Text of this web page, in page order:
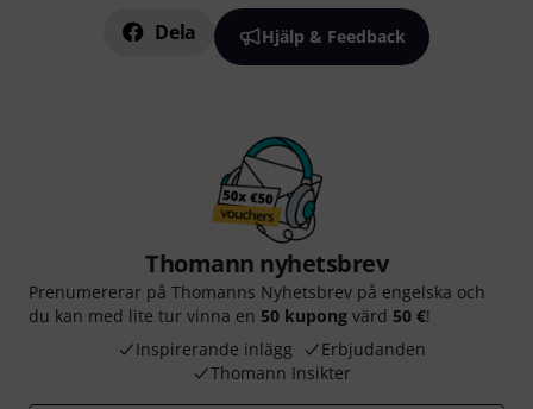
Dela Hjälp & Feedback
Thomann nyhetsbrev
Prenumererar på Thomanns Nyhetsbrev på engelska och
du kan med lite tur vinna en 50 kupong värd 50 €!
Inspirerande inlägg
Erbjudanden
Thomann Insikter